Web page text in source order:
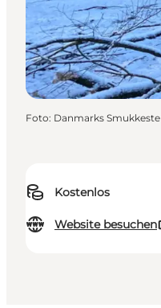
Kostenlos
Website besuchen
Foto: Danmarks Smukkeste